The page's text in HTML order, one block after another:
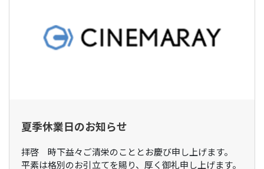
夏季休業日のお知らせ
拝啓 時下益々ご清栄のこととお慶び申し上げます。
平素は格別のお引立てを賜り、厚く御礼申し上げます。